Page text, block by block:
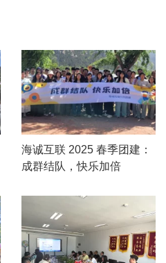
海诚互联 2025 春季团建：
成群结队，快乐加倍